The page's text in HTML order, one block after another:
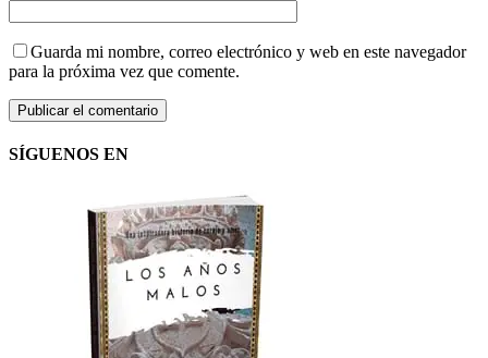
Guarda mi nombre, correo electrónico y web en este navegador
para la próxima vez que comente.
SÍGUENOS EN